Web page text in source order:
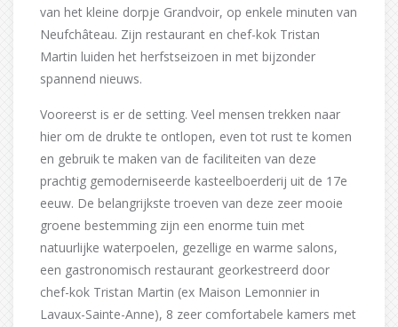
van het kleine dorpje Grandvoir, op enkele minuten van
Neufchâteau. Zijn restaurant en chef-kok Tristan
Martin luiden het herfstseizoen in met bijzonder
spannend nieuws.
Vooreerst is er de setting. Veel mensen trekken naar
hier om de drukte te ontlopen, even tot rust te komen
en gebruik te maken van de faciliteiten van deze
prachtig gemoderniseerde kasteelboerderij uit de 17e
eeuw. De belangrijkste troeven van deze zeer mooie
groene bestemming zijn een enorme tuin met
natuurlijke waterpoelen, gezellige en warme salons,
een gastronomisch restaurant georkestreerd door
chef-kok Tristan Martin (ex Maison Lemonnier in
Lavaux-Sainte-Anne), 8 zeer comfortabele kamers met